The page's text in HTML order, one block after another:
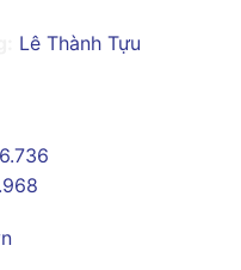
Lê Thành Tựu